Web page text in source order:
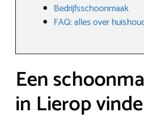
Bedrijfsschoonmaak
FAQ: alles over
Een
in Lierop